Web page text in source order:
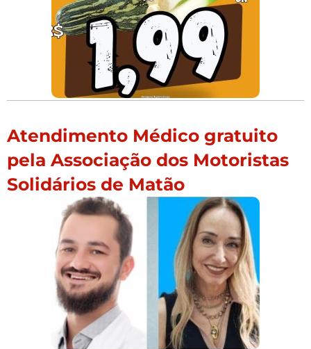
Atendimento Médico gratuito
pela Associação dos Motoristas
Solidários de Matão